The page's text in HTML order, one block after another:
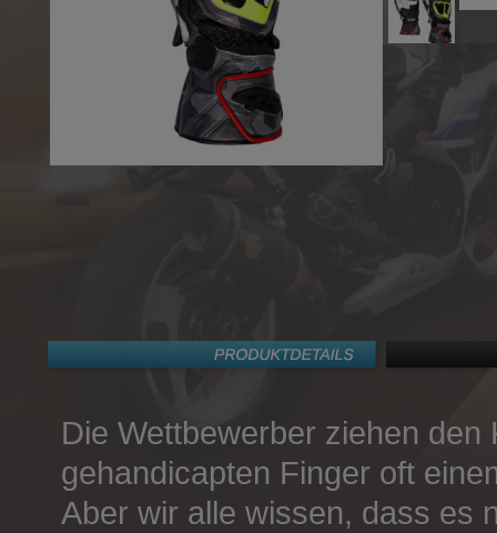
Die Wettbewerber ziehen
gehandicapten Finger oft
Aber wir alle wissen, dass es